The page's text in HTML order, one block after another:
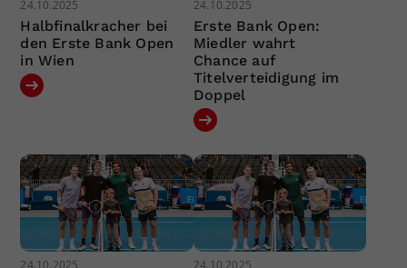
24.10.2025
Halbfinalkracher bei
den Erste Bank Open
in Wien
24.10.2025
Erste Bank Open:
Miedler wahrt
Chance auf
Titelverteidigung im
Doppel